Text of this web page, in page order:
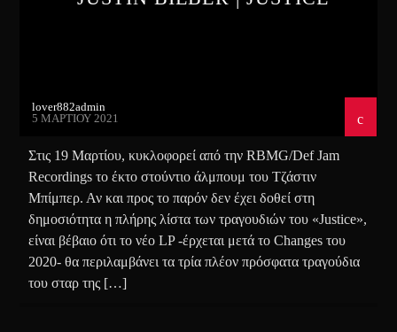
lover882admin
5 ΜΑΡΤΊΟΥ 2021
Στις 19 Μαρτίου, κυκλοφορεί από την RBMG/Def Jam
Recordings το έκτο στούντιο άλμπουμ του Τζάστιν
Μπίμπερ. Αν και προς το παρόν δεν έχει δοθεί στη
δημοσιότητα η πλήρης λίστα των τραγουδιών του «Justice»,
είναι βέβαιο ότι το νέο LP -έρχεται μετά το Changes του
2020- θα περιλαμβάνει τα τρία πλέον πρόσφατα τραγούδια
του σταρ της […]